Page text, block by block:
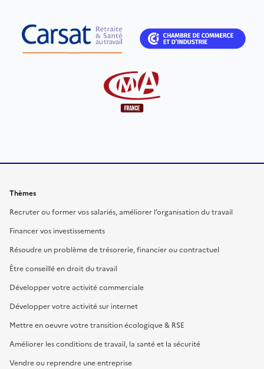
Thèmes
Recruter ou former vos salariés, améliorer l’organisation du travail
Financer vos investissements
Résoudre un problème de trésorerie, financier ou contractuel
Être conseillé en droit du travail
Développer votre activité commerciale
Développer votre activité sur internet
Mettre en oeuvre votre transition écologique & RSE
Améliorer les conditions de travail, la santé et la sécurité
Vendre ou reprendre une entreprise